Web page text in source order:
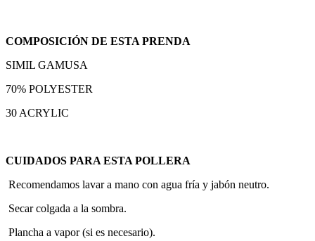
COMPOSICIÓN DE ESTA PRENDA
SIMIL GAMUSA
70% POLYESTER
30 ACRYLIC
CUIDADOS PARA ESTA POLLERA
Recomendamos lavar a mano con agua fría y jabón neutro.
Secar colgada a la sombra.
Plancha a vapor (si es necesario).